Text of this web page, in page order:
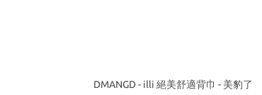
DMANGD - illi 絕美舒適背巾 - 美豹了